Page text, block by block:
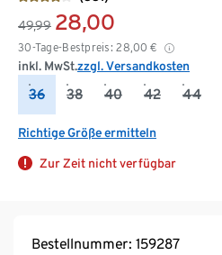
49,99 28,00
30-Tage-Bestpreis: 28,00 €
inkl. MwSt.zzgl. Versandkosten
36 38 40 42 44
Richtige Größe ermitteln
Zur Zeit nicht verfügbar
Bestellnummer: 159287